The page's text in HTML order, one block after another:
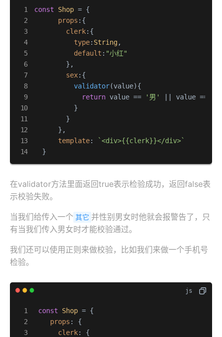
const Shop = {
props :{
clerk:{
type: String,
default : "小红"
        },
sex:{
validator(value){
return value == '男' || value ==
          }
        }
      },
template:
`<div>{{clerk}}</div>`
  }
在validator方法里面返回true表示检验成功，返回false表
示校验失败。
当我们给传入一个 其它 并性别男女时他就会报警告了，只
有当我们传入男女时才能校验通过。
我们还可以使用正则来做校验，比如我们来做一个手机号
检验。
const Shop = {
props : {
clerk: {